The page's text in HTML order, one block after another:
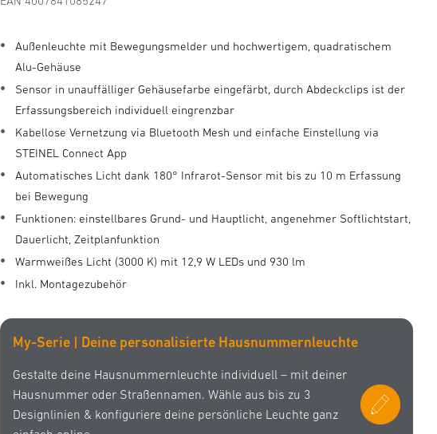
Außenleuchte mit Bewegungsmelder und hochwertigem, quadratischem
Alu-Gehäuse
Sensor in unauffälliger Gehäusefarbe eingefärbt, durch Abdeckclips ist der
Erfassungsbereich individuell eingrenzbar
Kabellose Vernetzung via Bluetooth Mesh und einfache Einstellung via
STEINEL Connect App
Automatisches Licht dank 180° Infrarot-Sensor mit bis zu 10 m Erfassung
bei Bewegung
Funktionen: einstellbares Grund- und Hauptlicht, angenehmer Softlichtstart,
Dauerlicht, Zeitplanfunktion
Warmweißes Licht (3000 K) mit 12,9 W LEDs und 930 lm
Inkl. Montagezubehör
My-Serie | Deine personalisierte Hausnummernleuchte
Gestalte deine Hausnummernleuchte individuell – mit deiner
Hausnummer oder Straßennamen. Wähle aus bis zu 3
Designlinien & konfiguriere deine persönliche Leuchte ganz